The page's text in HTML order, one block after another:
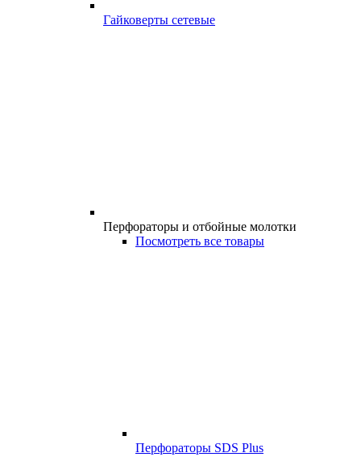
Гайковерты сетевые
Перфораторы и отбойные молотки
Посмотреть все товары
Перфораторы SDS Plus